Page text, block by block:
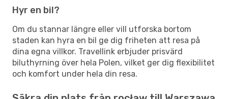
Hyr en bil?
Om du stannar längre eller vill utforska bortom
staden kan hyra en bil ge dig friheten att resa på
dina egna villkor. Travellink erbjuder prisvärd
biluthyrning över hela Polen, vilket ger dig flexibilitet
och komfort under hela din resa.